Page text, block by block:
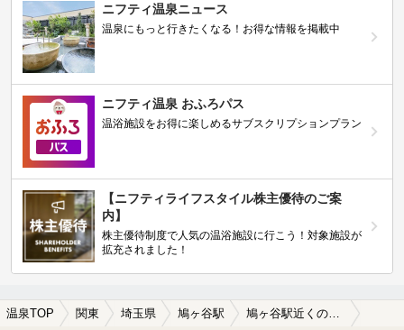
ニフティ温泉ニュース
温泉にもっと行きたくなる！お得な情報を掲載中
ニフティ温泉 おふろパス
温浴施設をお得に楽しめるサブスクリプションプラン
【ニフティライフスタイル株主優待のご案
内】
株主優待制度で人気の温浴施設に行こう！対象施設が
拡充されました！
温泉TOP 関東 埼玉県 鳩ヶ谷駅 鳩ヶ谷駅近くの温泉宿・温泉旅館・ホテルおすすめ(2026年版)